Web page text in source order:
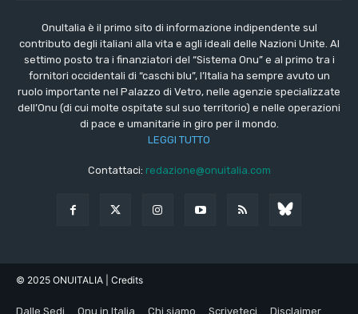
OnuItalia è il primo sito di informazione indipendente sul
contributo degli italiani alla vita e agli ideali delle Nazioni Unite. Al
settimo posto tra i finanziatori del “Sistema Onu” e al primo tra i
fornitori occidentali di “caschi blu”, l’Italia ha sempre avuto un
ruolo importante nel Palazzo di Vetro, nelle agenzie specializzate
dell’Onu (di cui molte ospitate sul suo territorio) e nelle operazioni
di pace e umanitarie in giro per il mondo.
LEGGI TUTTO
Contattaci: redazione@onuitalia.com
© 2025 ONUITALIA | Credits
Dalle Sedi Onu in Italia Chi siamo Scriveteci Disclaimer